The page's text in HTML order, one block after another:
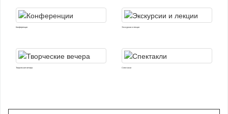
Конференции Экскурсии и лекции
Творческие вечера Спектакли